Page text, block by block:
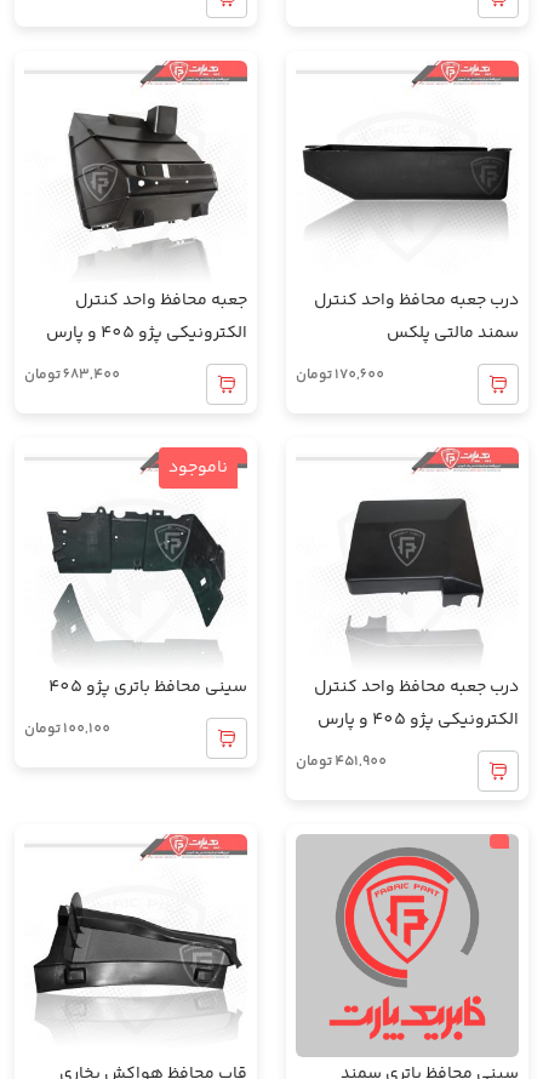
درب جعبه محافظ واحد کنترل
سمند مالتی پلکس
170,600تومان
جعبه محافظ واحد کنترل
الکترونیکی پژو 405 و پارس
683,400تومان
درب جعبه محافظ واحد کنترل
الکترونیکی پژو 405 و پارس
451,900تومان
ناموجود
سینی محافظ باتری پژو 405
100,100تومان